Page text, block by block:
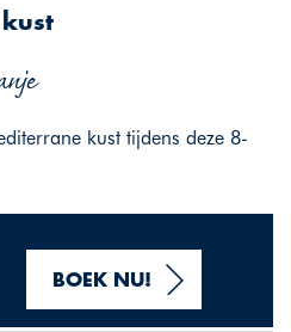
kust tijdens deze 8-
BOEK NU!